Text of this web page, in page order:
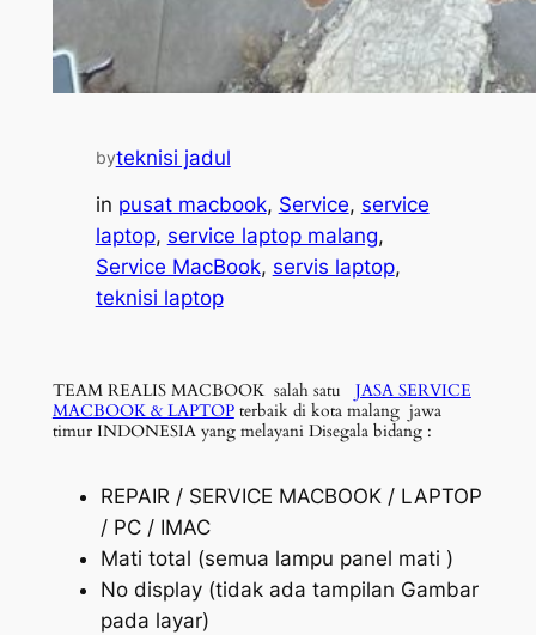
byteknisi jadul
in pusat macbook, Service, service
laptop, service laptop malang
Service MacBook, servis laptop
teknisi laptop
TEAM REALIS MACBOOK salah satu JASA SERVICE
MACBOOK & LAPTOPterbaik di kota malang jawa
timur INDONESIA yang melayani Disegala bidang :
REPAIR / SERVICE MACBOOK / LAPTOP
/ PC / IMAC
Mati total (semua lampu panel mati )
No display (tidak ada tampilan Gambar
pada layar)